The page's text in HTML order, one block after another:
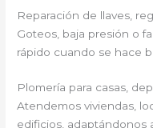
Reparación de llaves,
Goteos, baja presión o
rápido cuando se hace
Plomería para casas,
Atendemos viviendas,
edificios, adaptándonos